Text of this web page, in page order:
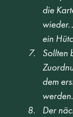
die
wieder.
ein
Sollten
dem
werden.
Der